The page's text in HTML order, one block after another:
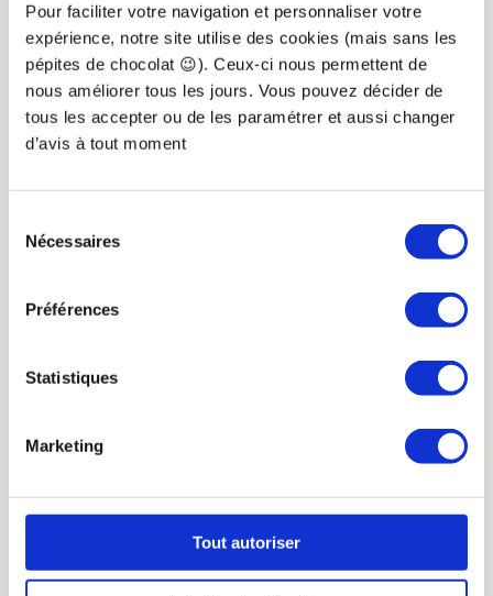
Pour faciliter votre navigation et personnaliser votre
expérience, notre site utilise des cookies (mais sans les
pépites de chocolat 😉). Ceux-ci nous permettent de
nous améliorer tous les jours. Vous pouvez décider de
tous les accepter ou de les paramétrer et aussi changer
d’avis à tout moment
Nécessaires
Préférences
Statistiques
Marketing
Tout autoriser
2. Ajoutez le créneau dumardi 18 Mars de 18h30 à
19h30dans votre agenda pour être certain.e de ne
pas rater la conférence.
conférence. Si le mail est dans votre onglet
Promotions de votre boîte mail, déplacez-le dans
les informations.
Nous allons vous envoyer des ressources gratuites
avant la